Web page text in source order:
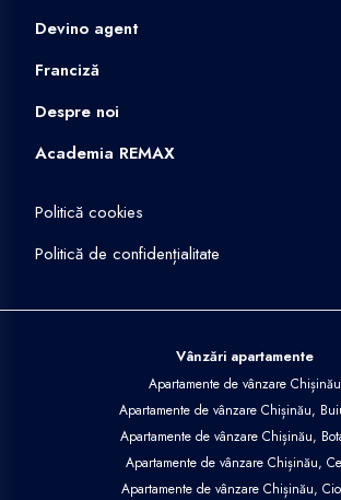
Devino agent
Franciză
Despre noi
Academia REMAX
Politică cookies
Politică de confidențialitate
Vânzări apartamente
Apartamente de vânzare Chișinău
Apartamente de vânzare Chișinău,
Apartamente de vânzare Chișinău,
Apartamente de vânzare Chișinău,
Apartamente de vânzare Chișinău,